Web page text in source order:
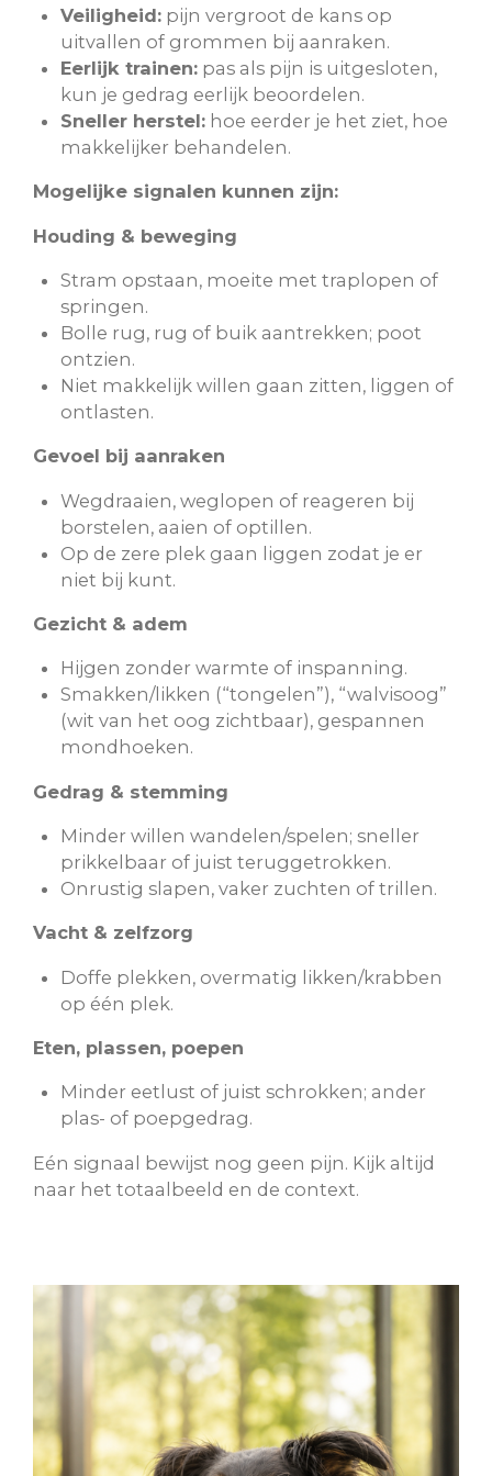
Veiligheid:pijn vergroot de kans op
uitvallen of grommen bij aanraken.
Eerlijk trainen:pas als pijn is uitgesloten,
kun je gedrag eerlijk beoordelen.
Sneller herstel:hoe eerder je het ziet, hoe
makkelijker behandelen.
Mogelijke signalen kunnen zijn:
Houding & beweging
Stram opstaan, moeite met traplopen of
springen.
Bolle rug, rug of buik aantrekken; poot
ontzien.
Niet makkelijk willen gaan zitten, liggen of
ontlasten.
Gevoel bij aanraken
Wegdraaien, weglopen of reageren bij
borstelen, aaien of optillen.
Op de zere plek gaan liggen zodat je er
niet bij kunt.
Gezicht & adem
Hijgen zonder warmte of inspanning.
Smakken/likken (“tongelen”), “walvisoog”
(wit van het oog zichtbaar), gespannen
mondhoeken.
Gedrag & stemming
Minder willen wandelen/spelen; sneller
prikkelbaar of juist teruggetrokken.
Onrustig slapen, vaker zuchten of trillen.
Vacht & zelfzorg
Doffe plekken, overmatig likken/krabben
op één plek.
Eten, plassen, poepen
Minder eetlust of juist schrokken; ander
plas- of poepgedrag.
Eén signaal bewijst nog geen pijn. Kijk altijd
naar het totaalbeeld en de context.